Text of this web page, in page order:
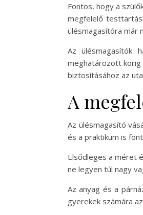
Fontos, hogy a
megfelelő
ülésmagasítóra már
Az ülésmagasítók
meghatározott korig
biztosításához az
A
Az ülésmagasító
és a praktikum is
Elsődleges a méret
ne legyen túl nagy
Az anyag és a
gyerekek számára